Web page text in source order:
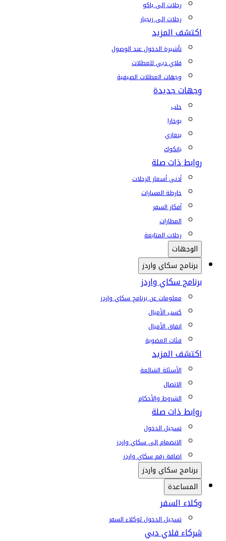
رحلات إلى باكو
رحلات إلى زنجبار
اكتشف المزيد
تأشيرة الدخول عند الوصول
فلاي دبي للعطلات
وجهات العطلات الصيفية
وجهات جديدة
حلب
بوخارا
بنغازي
بانكوك
روابط ذات صلة
أدنى أسعار الرحلات
خارطة المسارات
أفكار السفر
المطارات
رحلات المتابعة
الوجهات
برنامج سكاي واردز
برنامج سكاي واردز
معلومات عن برنامج سكاي واردز
كسب الأميال
إنفاق الأميال
فئات العضوية
اكتشف المزيد
الأسئلة الشائعة
الاتصال
الشروط والأحكام
روابط ذات صلة
تسجيل الدخول
الانضمام إلى سكاي واردز
إضافة رقم سكاي واردز
برنامج سكاي واردز
المساعدة
وكلاء السفر
تسجيل الدخول لوكلاء السفر
شركاء فلاي دبي